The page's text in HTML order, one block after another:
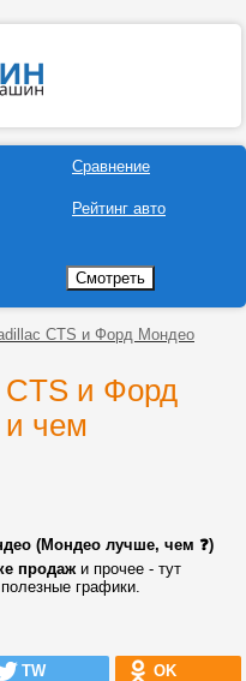
Сравнение
Рейтинг авто
CTS и Форд Мондео
и Форд
чем
(Мондео лучше, чем ❓)
продажи прочее - тут
графики.
TW OK